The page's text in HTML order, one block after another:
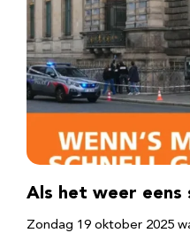
Als het weer eens
Zondag 19 oktober 2025